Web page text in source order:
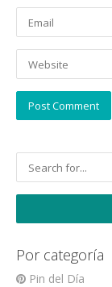
Por categoría
Pin del Día